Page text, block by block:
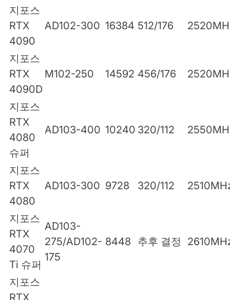
지포스
RTX
4090
AD102-300 16384 512/176
지포스
RTX
4090D
M102-250 14592 456/176
지포스
RTX
4080
슈퍼
AD103-400 10240 320/112
지포스
RTX
4080
AD103-300 9728 320/112
지포스
RTX
4070
Ti 슈퍼
AD103-
275/AD102-
175
8448 추후 결정
지포스